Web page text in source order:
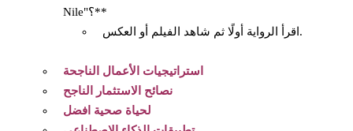
Nile"؟**
اقرأ الرواية أولًا ثم شاهد الفيلم أو العكس.
استراتيجيات الأعمال الناجحة
نصائح الاستثمار الناجح
لحياة صحية افضل